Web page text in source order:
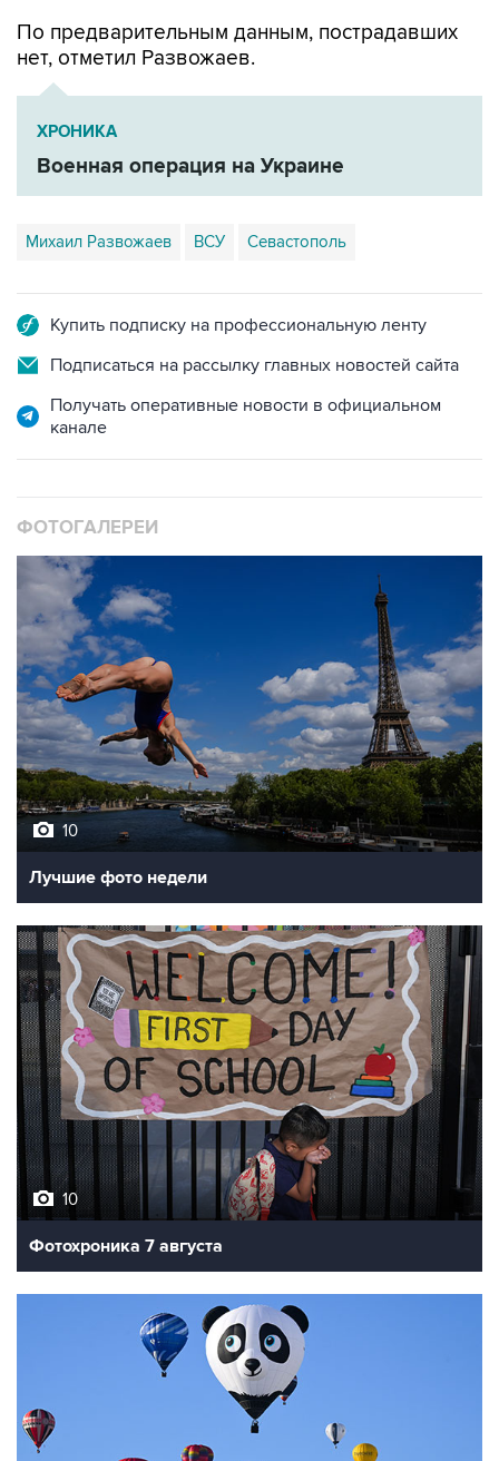
По предварительным данным, пострадавших
нет, отметил Развожаев.
ХРОНИКА
Военная операция на Украине
Михаил Развожаев ВСУ Севастополь
Купить подписку на профессиональную ленту
Подписаться на рассылку главных новостей сайта
Получать оперативные новости в официальном
канале
ФОТОГАЛЕРЕИ
10
Лучшие фото недели
10
Фотохроника 7 августа